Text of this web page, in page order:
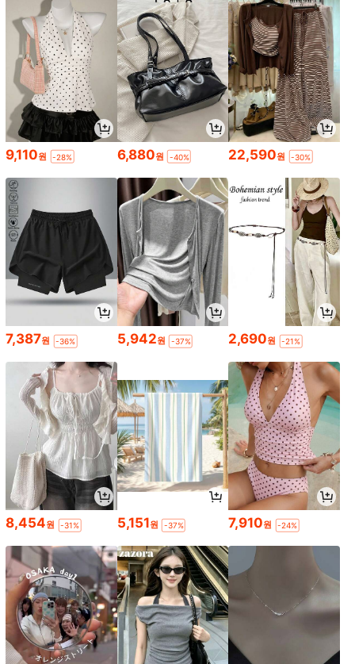
9,110원 -28% 6,880원 -40% 22,590원 -30%
7,387원 -36% 5,942원 -37% 2,690원 -21%
8,454원 -31% 5,151원 -37% 7,910원 -24%